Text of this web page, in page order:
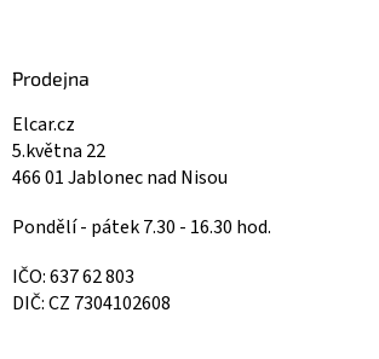
Prodejna
Elcar.cz
5.května 22
466 01 Jablonec nad Nisou
Pondělí - pátek 7.30 - 16.30 hod.
IČO: 637 62 803
DIČ: CZ 7304102608